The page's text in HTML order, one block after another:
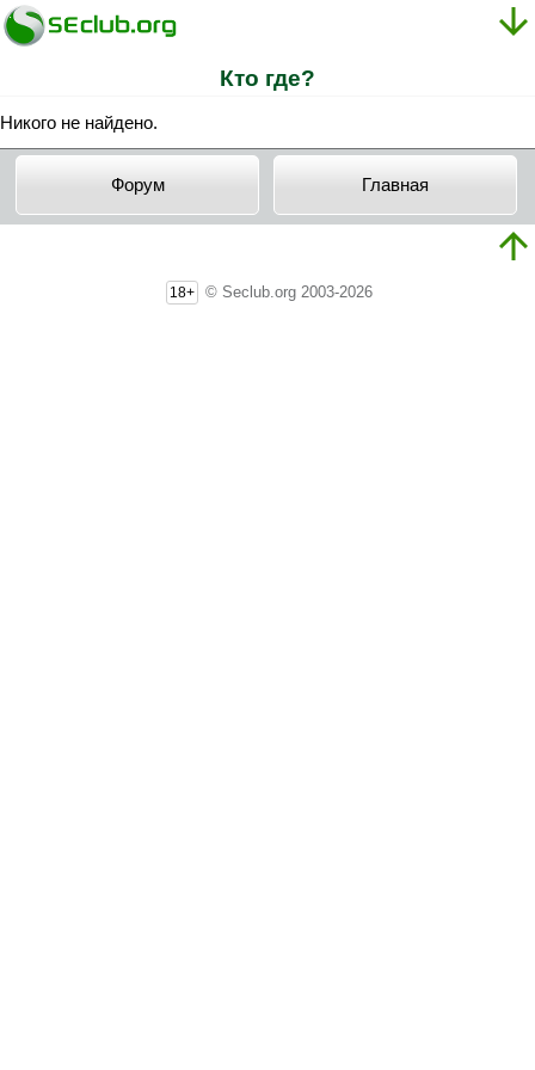
Кто где?
Никого не найдено.
Форум Главная
18+ © Seclub.org 2003-2026